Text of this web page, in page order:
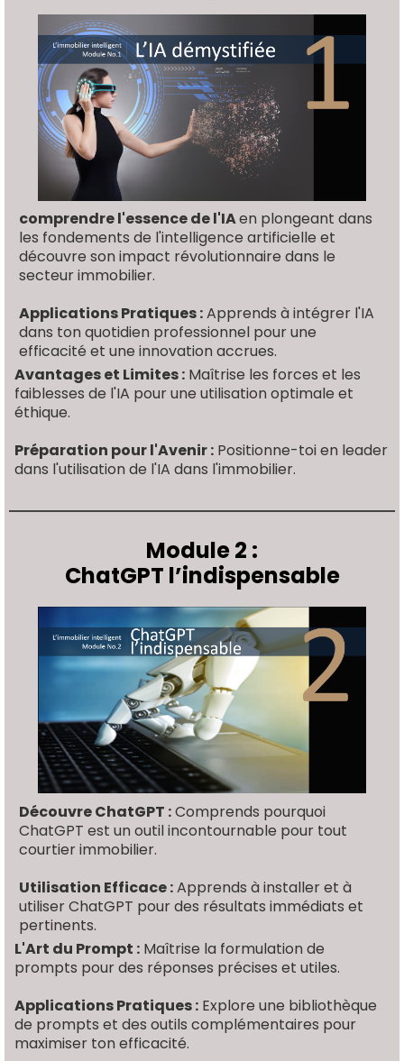
comprendre l'essence de l'IAen plongeant dans
les fondements de l'intelligence artificielle et
découvre son impact révolutionnaire dans le
secteur immobilier.
Applications Pratiques :Apprends à intégrer l'IA
dans ton quotidien professionnel pour une
efficacité et une innovation accrues.
Avantages et Limites : Maîtrise les forces et les
faiblesses de l'IA pour une utilisation optimale et
éthique.
Préparation pour l'Avenir : Positionne-toi en leader
dans l'utilisation de l'IA dans l'immobilier.
Module 2 :
ChatGPT l’indispensable
Découvre ChatGPT :Comprends pourquoi
ChatGPT est un outil incontournable pour tout
courtier immobilier.
Utilisation Efficace :Apprends à installer et à
utiliser ChatGPT pour des résultats immédiats et
pertinents.
L'Art du Prompt : Maîtrise la formulation de
prompts pour des réponses précises et utiles.
Applications Pratiques : Explore une bibliothèque
de prompts et des outils complémentaires pour
maximiser ton efficacité.